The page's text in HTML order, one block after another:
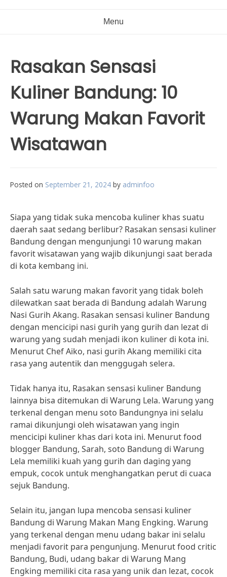
Menu
Rasakan Sensasi
Kuliner Bandung: 10
Warung Makan Favorit
Wisatawan
Posted on September 21, 2024 by adminfoo
Siapa yang tidak suka mencoba kuliner khas suatu
daerah saat sedang berlibur? Rasakan sensasi kuliner
Bandung dengan mengunjungi 10 warung makan
favorit wisatawan yang wajib dikunjungi saat berada
di kota kembang ini.
Salah satu warung makan favorit yang tidak boleh
dilewatkan saat berada di Bandung adalah Warung
Nasi Gurih Akang. Rasakan sensasi kuliner Bandung
dengan mencicipi nasi gurih yang gurih dan lezat di
warung yang sudah menjadi ikon kuliner di kota ini.
Menurut Chef Aiko, nasi gurih Akang memiliki cita
rasa yang autentik dan menggugah selera.
Tidak hanya itu, Rasakan sensasi kuliner Bandung
lainnya bisa ditemukan di Warung Lela. Warung yang
terkenal dengan menu soto Bandungnya ini selalu
ramai dikunjungi oleh wisatawan yang ingin
mencicipi kuliner khas dari kota ini. Menurut food
blogger Bandung, Sarah, soto Bandung di Warung
Lela memiliki kuah yang gurih dan daging yang
empuk, cocok untuk menghangatkan perut di cuaca
sejuk Bandung.
Selain itu, jangan lupa mencoba sensasi kuliner
Bandung di Warung Makan Mang Engking. Warung
yang terkenal dengan menu udang bakar ini selalu
menjadi favorit para pengunjung. Menurut food critic
Bandung, Budi, udang bakar di Warung Mang
Engking memiliki cita rasa yang unik dan lezat, cocok